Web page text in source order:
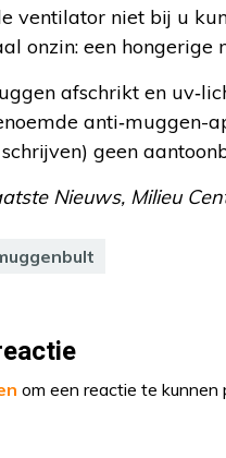
ventilator niet bij u
onzin: een
afschrikt en
anti‑muggen-
geen
Nieuws, Milieu
om een reactie te kunnen